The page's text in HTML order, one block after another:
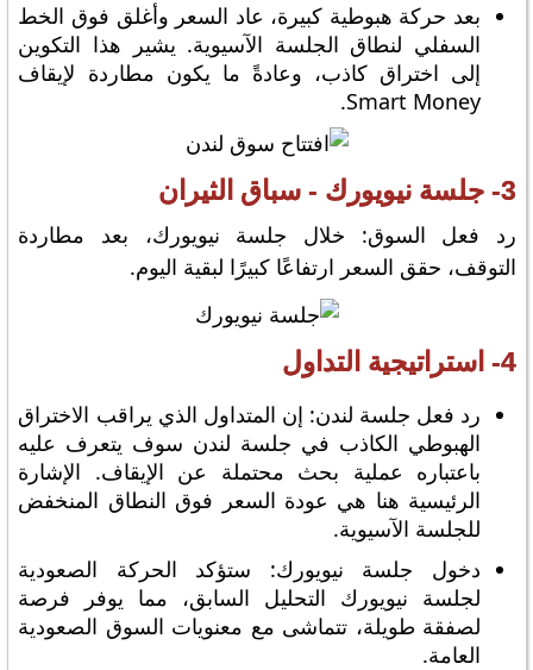
بعد حركة هبوطية كبيرة، عاد السعر وأغلق فوق الخط
السفلي لنطاق الجلسة الآسيوية. يشير هذا التكوين
إلى اختراق كاذب، وعادةً ما يكون مطاردة لإيقاف
Smart Money.
3- جلسة نيويورك - سباق الثيران
رد فعل السوق: خلال جلسة نيويورك، بعد مطاردة
التوقف، حقق السعر ارتفاعًا كبيرًا لبقية اليوم.
4- استراتيجية التداول
رد فعل جلسة لندن: إن المتداول الذي يراقب الاختراق
الهبوطي الكاذب في جلسة لندن سوف يتعرف عليه
باعتباره عملية بحث محتملة عن الإيقاف. الإشارة
الرئيسية هنا هي عودة السعر فوق النطاق المنخفض
للجلسة الآسيوية.
دخول جلسة نيويورك: ستؤكد الحركة الصعودية
لجلسة نيويورك التحليل السابق، مما يوفر فرصة
لصفقة طويلة، تتماشى مع معنويات السوق الصعودية
العامة.